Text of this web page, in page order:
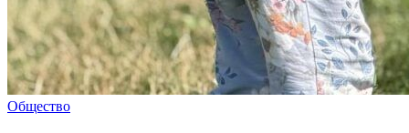
Общество